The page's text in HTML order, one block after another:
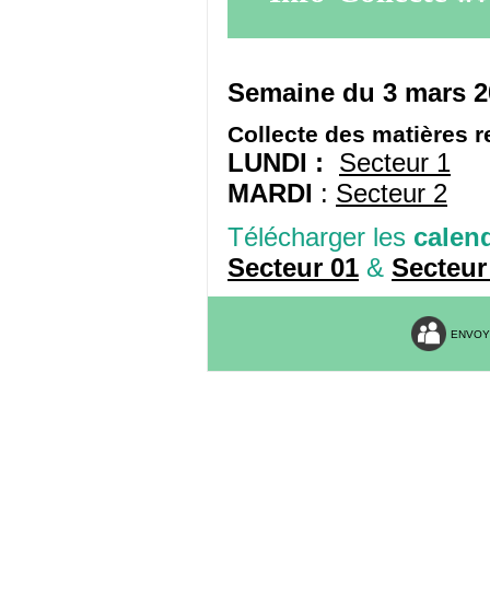
Semaine du 3 mars
Collecte des matières
LUNDI :
Secteur 1
MARDI : Secteur 2
Télécharger les
Secteur 01 &